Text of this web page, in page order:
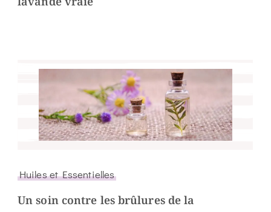
Huiles et Essentielles
Un soin contre les brûlures de la